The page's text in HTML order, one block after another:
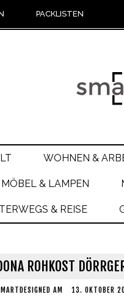
PACKLISTEN
WOHNEN &
MÖBEL & LAMPEN
& REISE
ROHKOST
AM 13. OKTOBER